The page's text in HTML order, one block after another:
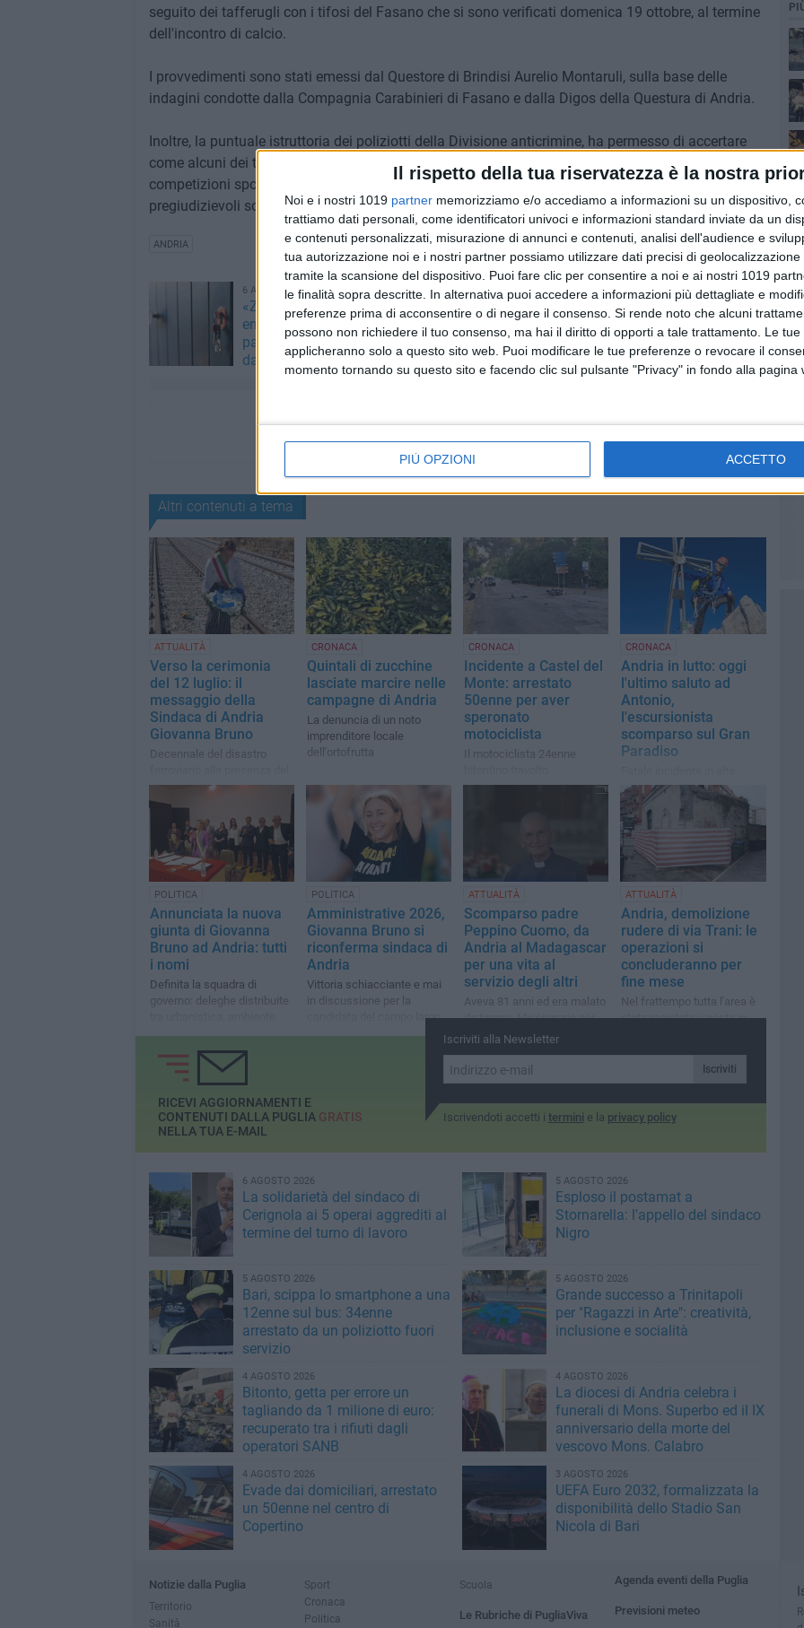
Il rispetto della tua riservatezza è la nostra
Noi e i nostri 1019 partner memorizziamo e/o accediamo a informazioni su un dispositivo,
trattiamo dati personali, come identificatori univoci e informazioni standard inviate da un
e contenuti personalizzati, misurazione di annunci e contenuti, analisi dell'audience e
tua autorizzazione noi e i nostri partner possiamo utilizzare dati precisi di
tramite la scansione del dispositivo. Puoi fare clic per consentire a noi e ai nostri 1019
le finalità sopra descritte. In alternativa puoi accedere a informazioni più dettagliate e
preferenze prima di acconsentire o di negare il consenso. Si rende noto che alcuni
possono non richiedere il tuo consenso, ma hai il diritto di opporti a tale trattamento. Le
applicheranno solo a questo sito web. Puoi modificare le tue preferenze o revocare il
momento tornando su questo sito e facendo clic sul pulsante "Privacy" in fondo alla pagina
PIÙ OPZIONI ACCETTO
seguito dei tafferugli con i tifosi del Fasano che si sono verificati domenica 19 ottobre, al termine
dell'incontro di calcio.
I provvedimenti sono stati emessi dal Questore di Brindisi Aurelio Montaruli, sulla base delle
indagini condotte dalla Compagnia Carabinieri di Fasano e dalla Digos della Questura di Andria.
Inoltre, la puntuale istruttoria dei poliziotti della Divisione anticrimine, ha permesso di accertare
come alcuni dei tifosi fossero recidivi in comportamenti violenti connessi allo svolgimento di
competizioni sportive, violando di fatto i provvedimenti adottati in passato, i cui effetti
pregiudizievoli sono ancora in corso.
ANDRIA
6 AGOSTO 2026
«Zia, sono io, aprimi»: a Corato
entrano in casa fingendosi
parenti, ma vengono scoperti
dalle telecamere
6 AGOSTO 2026
Proseguono i lavori in piazza
Aldo Moro a Bari: il sopralluogo
di Leccese
Altri contenuti a tema
ATTUALITÀ
Verso la cerimonia
del 12 luglio: il
messaggio della
Sindaca di Andria
Giovanna Bruno
Decennale del disastro
Capo dello Stato Sergio
Mattarella
CRONACA
Quintali di zucchine
lasciate marcire nelle
campagne di Andria
La denuncia di un noto
imprenditore locale
dell'ortofrutta
CRONACA
Incidente a Castel del
Monte: arrestato
50enne per aver
speronato
motociclista
Il motociclista 24enne
dall'autovettura, sta meglio
CRONACA
Andria in lutto: oggi
l'ultimo saluto ad
Antonio,
l'escursionista
scomparso sul Gran
Paradiso
quota. Alle 17 i funerali per
l'ultimo abbraccio
POLITICA
Annunciata la nuova
giunta di Giovanna
Bruno ad Andria: tutti
i nomi
Definita la squadra di
governo: deleghe distribuite
sociale, innovazione e lavori
POLITICA
Amministrative 2026,
Giovanna Bruno si
riconferma sindaca di
Andria
Vittoria schiacciante e mai
in discussione per la
candidata del campo largo
ATTUALITÀ
Scomparso padre
Peppino Cuomo, da
Andria al Madagascar
per una vita al
servizio degli altri
Aveva 81 anni ed era malato
da tempo. Missionario per
38 anni in terra africana
ATTUALITÀ
Andria, demolizione
rudere di via Trani: le
operazioni si
concluderanno per
fine mese
Nel frattempo tutta l'area è
stata recintata e posta in
Iscriviti alla Newsletter
Iscriviti
Iscrivendoti accetti i termini e la privacy policy
RICEVI AGGIORNAMENTI E
CONTENUTI DALLA PUGLIA GRATIS
NELLA TUA E-MAIL
6 AGOSTO 2026
La solidarietà del sindaco di
Cerignola ai 5 operai aggrediti al
termine del turno di lavoro
5 AGOSTO 2026
Esploso il postamat a
Stornarella: l'appello del sindaco
Nigro
5 AGOSTO 2026
Bari, scippa lo smartphone a una
12enne sul bus: 34enne
arrestato da un poliziotto fuori
servizio
5 AGOSTO 2026
Grande successo a Trinitapoli
per "Ragazzi in Arte": creatività,
inclusione e socialità
4 AGOSTO 2026
Bitonto, getta per errore un
tagliando da 1 milione di euro:
recuperato tra i rifiuti dagli
operatori SANB
4 AGOSTO 2026
La diocesi di Andria celebra i
funerali di Mons. Superbo ed il IX
anniversario della morte del
vescovo Mons. Calabro
4 AGOSTO 2026
Evade dai domiciliari, arrestato
un 50enne nel centro di
Copertino
3 AGOSTO 2026
UEFA Euro 2032, formalizzata la
disponibilità dello Stadio San
Nicola di Bari
Notizie dalla Puglia
Territorio
Sanità
Sport
Cronaca
Politica
Scuola
Le Rubriche di PugliaViva
Agenda eventi della Puglia
Previsioni meteo